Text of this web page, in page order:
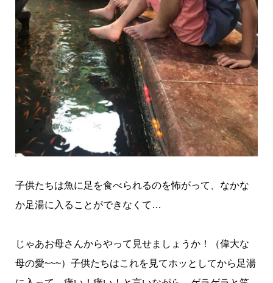
子供たちは魚に足を食べられるのを怖がって、なかな
か足湯に入ることができなくて…
じゃあお母さんからやって見せましょうか！（偉大な
母の愛~~~）子供たちはこれを見てホッとしてから足湯